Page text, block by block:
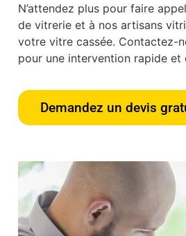
N’attendez plus pour faire
de vitrerie et à nos artisans
votre vitre cassée. Contactez-
pour une intervention rapide et
Demandez un devis